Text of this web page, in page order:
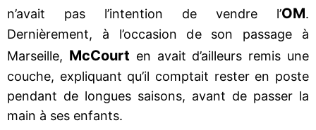
n’avait pas l’intention de vendre l’OM.
Dernièrement, à l’occasion de son passage à
Marseille, McCourt en avait d’ailleurs remis une
couche, expliquant qu’il comptait rester en poste
pendant de longues saisons, avant de passer la
main à ses enfants.